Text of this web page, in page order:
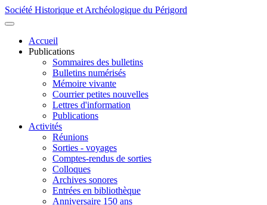
Société Historique et Archéologique du Périgord
Accueil
Publications
Sommaires des bulletins
Bulletins numérisés
Mémoire vivante
Courrier petites nouvelles
Lettres d'information
Publications
Activités
Réunions
Sorties - voyages
Comptes-rendus de sorties
Colloques
Archives sonores
Entrées en bibliothèque
Anniversaire 150 ans